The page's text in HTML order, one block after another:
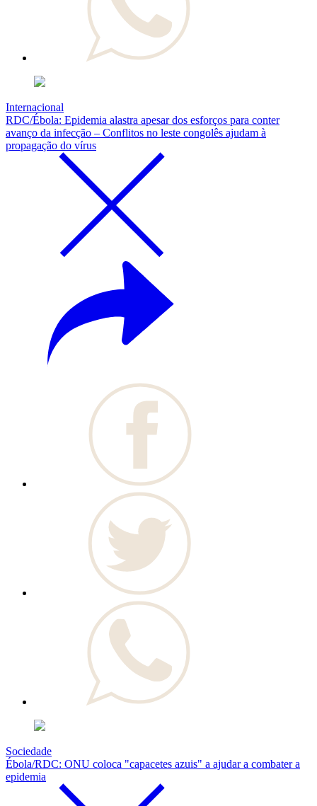
Internacional
RDC/Ébola: Epidemia alastra apesar dos esforços para conter
avanço da infecção – Conflitos no leste congolês ajudam à
propagação do vírus
Sociedade
Ébola/RDC: ONU coloca "capacetes azuis" a ajudar a combater a
epidemia